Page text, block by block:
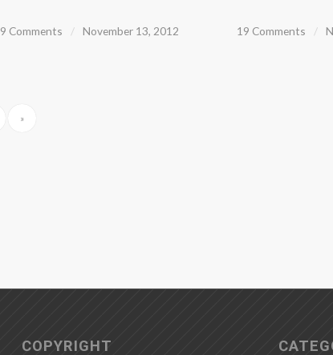
9 Comments / November 13, 2012 19 Comments /
»
COPYRIGHT